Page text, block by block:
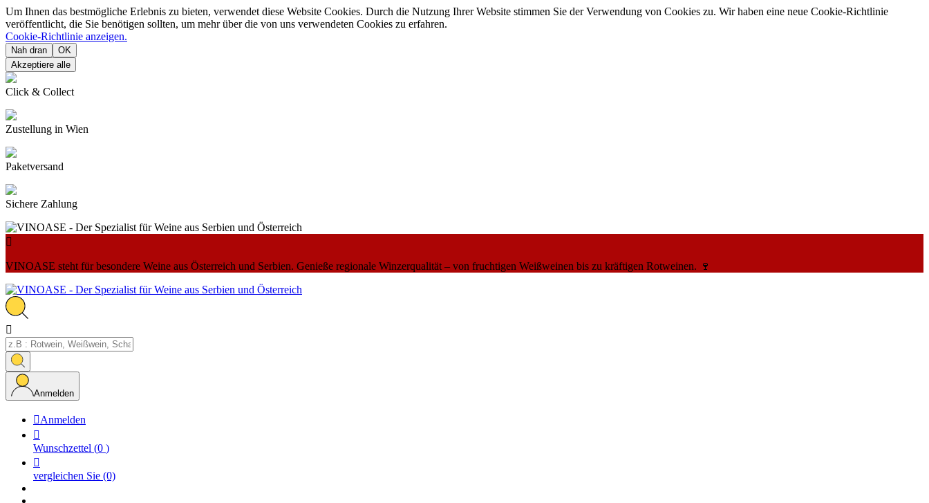
Um Ihnen das bestmögliche Erlebnis zu bieten, verwendet diese Website Cookies. Durch die Nutzung Ihrer Website stimmen Sie der Verwendung von Cookies zu. Wir haben eine neue Cookie-Richtlinie
veröffentlicht, die Sie benötigen sollten, um mehr über die von uns verwendeten Cookies zu erfahren.
Cookie-Richtlinie anzeigen.
Nah dran
OK
Akzeptiere alle
Click & Collect
Zustellung in Wien
Paketversand
Sichere Zahlung

VINOASE steht für besondere Weine aus Österreich und Serbien. Genieße regionale Winzerqualität – von fruchtigen Weißweinen bis zu kräftigen Rotweinen. 🍷

Anmelden
Anmelden

Wunschzettel (0 )

vergleichen Sie (0)